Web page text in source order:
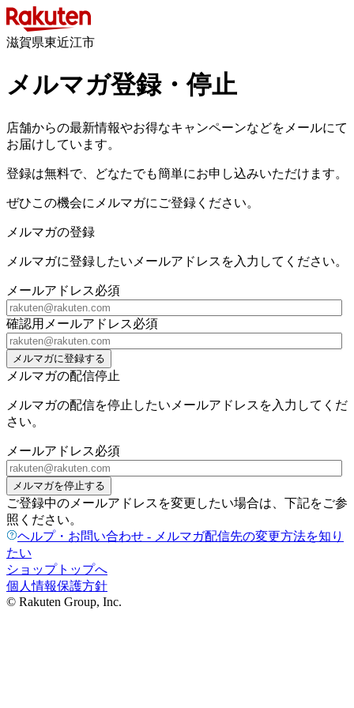
滋賀県東近江市
メルマガ登録・停止
店舗からの最新情報やお得なキャンペーンなどをメールにて
お届けしています。
登録は無料で、どなたでも簡単にお申し込みいただけます。
ぜひこの機会にメルマガにご登録ください。
メルマガの登録
メルマガに登録したいメールアドレスを入力してください。
メールアドレス必須
確認用メールアドレス必須
メルマガに登録する
メルマガの配信停止
メルマガの配信を停止したいメールアドレスを入力してくだ
さい。
メールアドレス必須
メルマガを停止する
ご登録中のメールアドレスを変更したい場合は、下記をご参
照ください。
ヘルプ・お問い合わせ - メルマガ配信先の変更方法を知り
たい
ショップトップへ
個人情報保護方針
© Rakuten Group, Inc.